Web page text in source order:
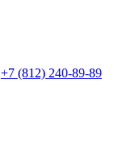
+7 (812) 240-89-89